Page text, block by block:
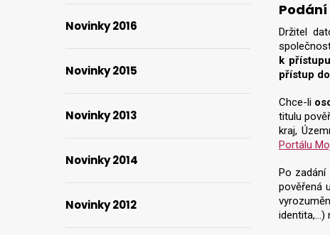
Držitel
k
přístup
Chce-li
titulu
kraj,
Portálu
Po zadání
pověřená
identita,…)
Novinky 2016
Novinky 2015
Novinky 2013
Novinky 2014
Novinky 2012